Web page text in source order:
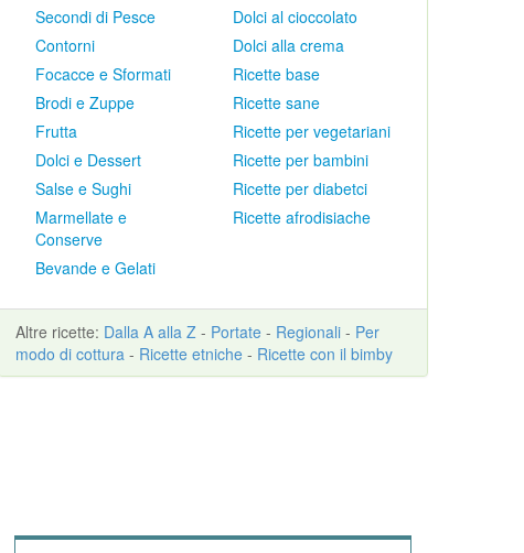
Secondi di Pesce
Contorni
Focacce e Sformati
Brodi e Zuppe
Frutta
Dolci e Dessert
Salse e Sughi
Marmellate e
Conserve
Bevande e Gelati
Dolci al cioccolato
Dolci alla crema
Ricette base
Ricette sane
Ricette per vegetariani
Ricette per bambini
Ricette per diabetci
Ricette afrodisiache
Altre ricette: Dalla A alla Z - Portate - Regionali - Per
modo di cottura - Ricette etniche - Ricette con il bimby